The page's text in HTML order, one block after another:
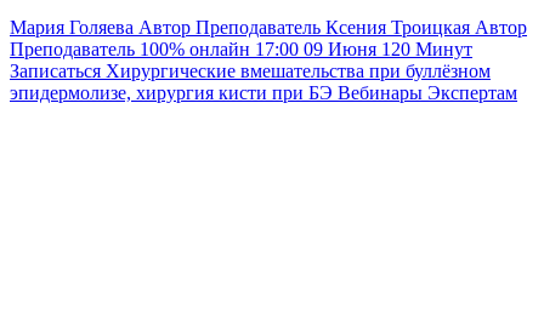
Мария Голяева Автор Преподаватель Ксения Троицкая Автор
Преподаватель 100% онлайн 17:00 09 Июня 120 Минут
Записаться Хирургические вмешательства при буллёзном
эпидермолизе, хирургия кисти при БЭ Вебинары Экспертам